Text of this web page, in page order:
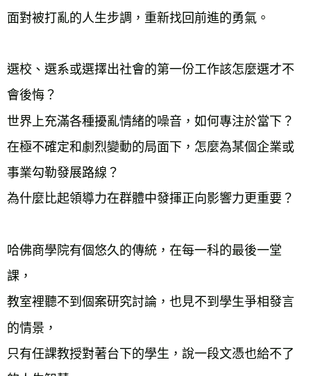
面對被打亂的人生步調，重新找回前進的勇氣。
選校、選系或選擇出社會的第一份工作該怎麼選才不
會後悔？
世界上充滿各種擾亂情緒的噪音，如何專注於當下？
在極不確定和劇烈變動的局面下，怎麼為某個企業或
事業勾勒發展路線？
為什麼比起領導力在群體中發揮正向影響力更重要？
哈佛商學院有個悠久的傳統，在每一科的最後一堂
課，
教室裡聽不到個案研究討論，也見不到學生爭相發言
的情景，
只有任課教授對著台下的學生，說一段文憑也給不了